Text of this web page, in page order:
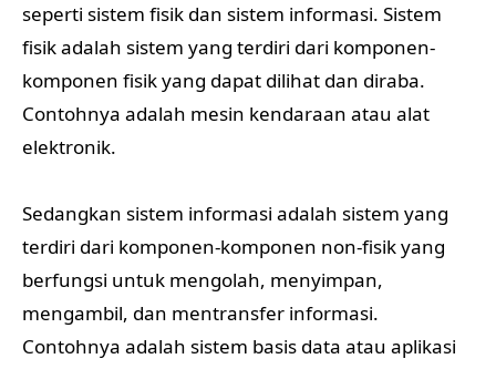
seperti sistem fisik dan sistem informasi. Sistem
fisik adalah sistem yang terdiri dari komponen-
komponen fisik yang dapat dilihat dan diraba.
Contohnya adalah mesin kendaraan atau alat
elektronik.
Sedangkan sistem informasi adalah sistem yang
terdiri dari komponen-komponen non-fisik yang
berfungsi untuk mengolah, menyimpan,
mengambil, dan mentransfer informasi.
Contohnya adalah sistem basis data atau aplikasi